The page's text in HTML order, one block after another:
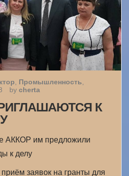
Промышленность
by cherta
К
АККОР им предложили
к делу
заявок на гранты для